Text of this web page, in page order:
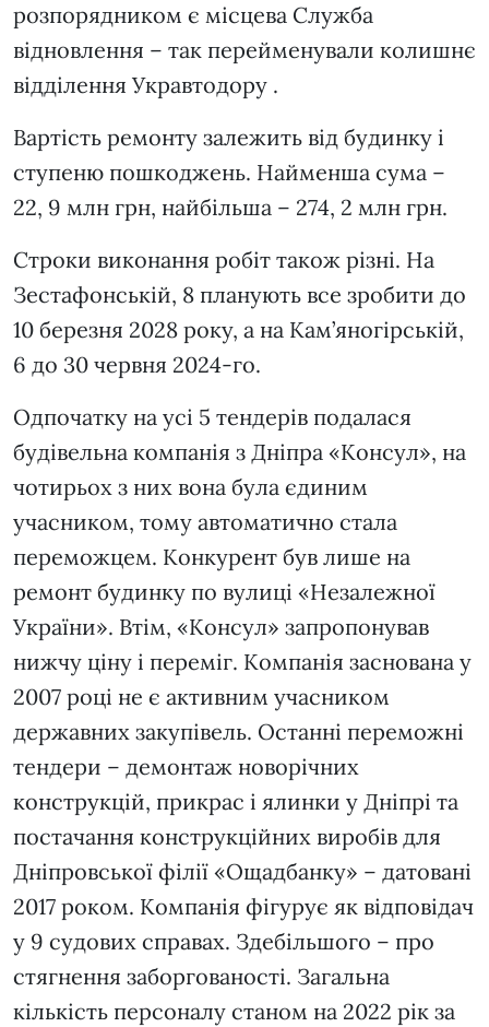
розпорядником є місцева Служба
відновлення – так перейменували колишнє
відділення Укравтодору .
Вартість ремонту залежить від будинку і
ступеню пошкоджень. Найменша сума –
22, 9 млн грн, найбільша – 274, 2 млн грн.
Строки виконання робіт також різні. На
Зестафонській, 8 планують все зробити до
10 березня 2028 року, а на Кам’яногірській,
6 до 30 червня 2024-го.
Одпочатку на усі 5 тендерів подалася
будівельна компанія з Дніпра «Консул», на
чотирьох з них вона була єдиним
учасником, тому автоматично стала
переможцем. Конкурент був лише на
ремонт будинку по вулиці «Незалежної
України». Втім, «Консул» запропонував
нижчу ціну і переміг. Компанія заснована у
2007 році не є активним учасником
державних закупівель. Останні переможні
тендери – демонтаж новорічних
конструкцій, прикрас і ялинки у Дніпрі та
постачання конструкційних виробів для
Дніпровської філії «Ощадбанку» – датовані
2017 роком. Компанія фігурує як відповідач
у 9 судових справах. Здебільшого – про
стягнення заборгованості. Загальна
кількість персоналу станом на 2022 рік за